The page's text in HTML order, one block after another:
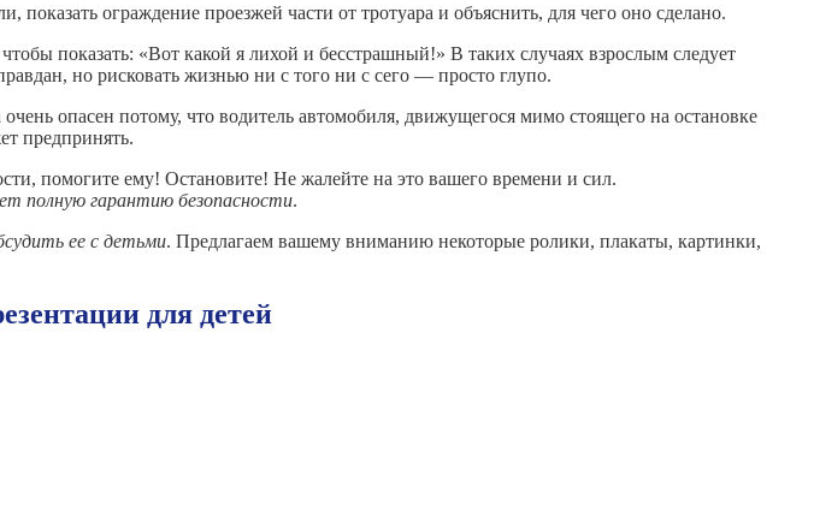
ограждение проезжей ча­сти от тротуара и объяснить, для че­го оно сделано.
показать: «Вот какой я лихой и бесстрашный!» В таких случаях взрослым следует
но рисковать жизнью ни с того ни с сего — просто глупо.
опасен потому, что водитель авто­мобиля, движущегося мимо стояще­го на остановке
предпринять.
помогите ему! Остановите! Не жа­лейте на это вашего времени и сил.
полную гарантию безопасности.
ее с детьми. Предлагаем вашему вниманию некоторые ролики, плакаты, картинки,
для детей